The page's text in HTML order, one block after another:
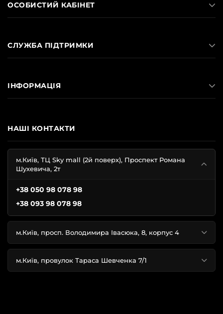
НАШІ КОНТАКТИ
м.Київ, ТЦ Sky mall (2й поверх), Проспект Романа
Шухевича, 2т
+38 050 98 078 98
+38 093 98 078 98
м.Київ, просп. Володимира Івасюка, 8, корпус 4
м.Київ, провулок Тараса Шевченка 7/1
ОСОБИСТИЙ КАБІНЕТ
СЛУЖБА ПІДТРИМКИ
ІНФОРМАЦІЯ